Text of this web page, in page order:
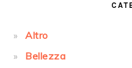
Altro
Bellezza